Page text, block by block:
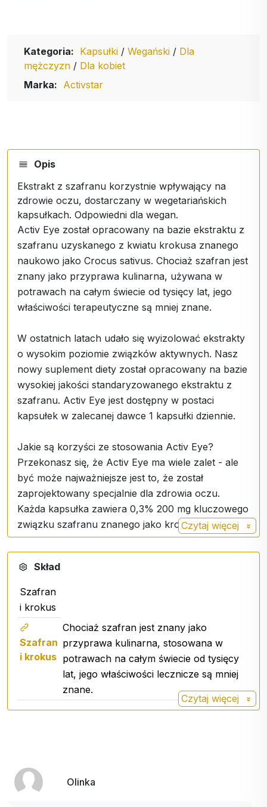
Kategoria: Kapsułki / Wegański / Dla
mężczyzn / Dla kobiet
Marka: Activstar
Opis
Ekstrakt z szafranu korzystnie wpływający na
zdrowie oczu, dostarczany w wegetariańskich
kapsułkach. Odpowiedni dla wegan.
Activ Eye został opracowany na bazie ekstraktu z
szafranu uzyskanego z kwiatu krokusa znanego
naukowo jako Crocus sativus. Chociaż szafran jest
znany jako przyprawa kulinarna, używana w
potrawach na całym świecie od tysięcy lat, jego
właściwości terapeutyczne są mniej znane.
W ostatnich latach udało się wyizolować ekstrakty
o wysokim poziomie związków aktywnych. Nasz
nowy suplement diety został opracowany na bazie
wysokiej jakości standaryzowanego ekstraktu z
szafranu. Activ Eye jest dostępny w postaci
kapsułek w zalecanej dawce 1 kapsułki dziennie.
Jakie są korzyści ze stosowania Activ Eye?
Przekonasz się, że Activ Eye ma wiele zalet - ale
być może najważniejsze jest to, że został
zaprojektowany specjalnie dla zdrowia oczu.
Każda kapsułka zawiera 0,3% 200 mg kluczowego
związku szafranu znanego jako krocyna.
Może mieć korzystny wpływ na AMD
Dzięki wysokiej aktywności przeciwutleniającej
ekstrakt z szafranu może również zapewniać
ochronę przed związanym z wiekiem
zwyrodnieniem plamki żółtej (AMD), jedną z
najczęstszych chorób oczu.
Ta cicha, bezbolesna choroba charakteryzuje się
stopniowym pogarszaniem się centralnej części
siatkówki, która przestaje prawidłowo
Osoba cierpiąca na AMD ma coraz większe
trudności z wykonywaniem codziennych
Czytaj więcej
Skład
Szafran
i krokus
Szafran
i krokus
Chociaż szafran jest znany jako
przyprawa kulinarna, stosowana w
potrawach na całym świecie od tysięcy
lat, jego właściwości lecznicze są mniej
znane.
Czytaj więcej
Olinka